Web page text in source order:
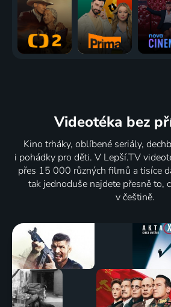
Videotéka bez
Kino trháky, oblíbené seriály,
i pohádky pro děti. V Lepší.TV
přes 15 000 různých filmů a tisíce
tak jednoduše najdete přesně to,
v češtině.